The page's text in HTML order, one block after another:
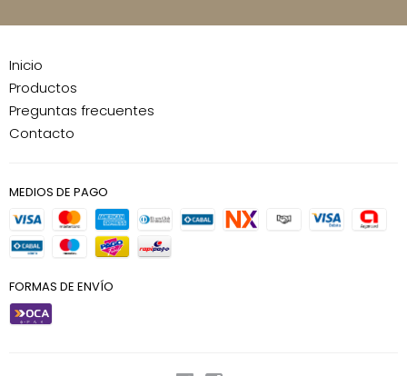
Inicio
Productos
Preguntas frecuentes
Contacto
MEDIOS DE PAGO
FORMAS DE ENVÍO